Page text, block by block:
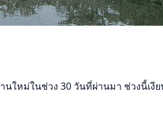
นใหม่ในช่วง 30 วันที่ผ่านมา ช่วงนี้